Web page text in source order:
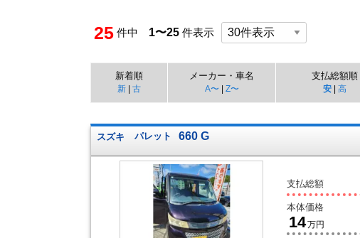
25 件中 1〜25 件表示
新着順
新 | 古
メーカー・車名
A〜| Z〜
支払総額順
安| 高
スズキ パレット 660 G
支払総額
本体価格
14万円